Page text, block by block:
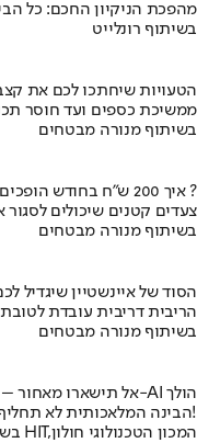
מהפכת הניקיון החכם: כל
בשיתוף רונלייט
הטעויות שיחתכו לכם את
ממשיכת כספים ועד חוסר
בשיתוף מנורה מבטחים
איך 200 ש"ח בחודש הופכים ל140 אלף ?
צעדים קטנים שיכולים לסגור
בשיתוף מנורה מבטחים
הסוד של איינשטיין שיגדיל
הריבית דריבית עובדת
בשיתוף מנורה מבטחים
אל תישארו מאחור – בואו לגלות לאן ה-AI הולך
הבינה המלאכותית לא תחליף אנשים, היא תחליף את מי שלא משתמש בה!
בשיתוף HIT,המכון הטכנולוגי חולון